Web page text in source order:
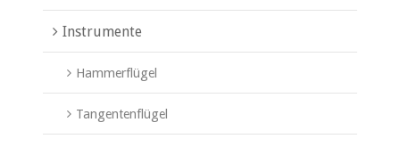
Instrumente
Hammerflügel
Tangentenflügel